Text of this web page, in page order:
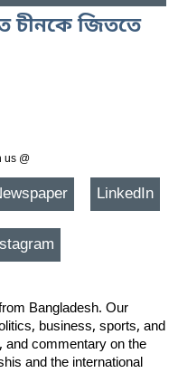
চীনকে জিততে
us @
LinkedIn
Bangladesh. Our
business, sports, and
and commentary on the
and the international